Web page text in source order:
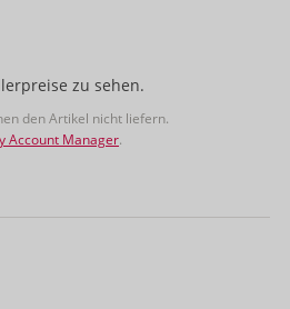
zu sehen.
den Artikel nicht liefern.
Account Manager.